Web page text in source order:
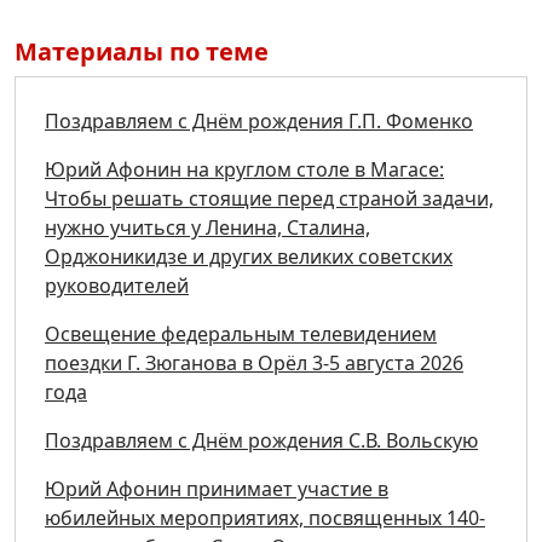
Материалы по теме
Поздравляем с Днём рождения Г.П. Фоменко
Юрий Афонин на круглом столе в Магасе:
Чтобы решать стоящие перед страной задачи,
нужно учиться у Ленина, Сталина,
Орджоникидзе и других великих советских
руководителей
Освещение федеральным телевидением
поездки Г. Зюганова в Орёл 3-5 августа 2026
года
Поздравляем с Днём рождения С.В. Вольскую
Юрий Афонин принимает участие в
юбилейных мероприятиях, посвященных 140-